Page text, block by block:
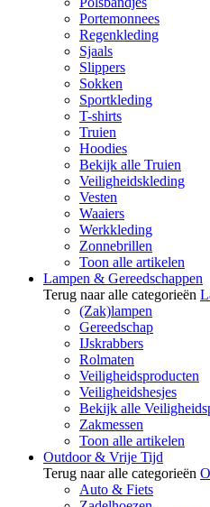
Portemonnees
Regenkleding
Sjaals
Slippers
Sokken
Sportkleding
T-shirts
Truien
Hoodies
Bekijk alle Truien
Veiligheidskleding
Vesten
Waaiers
Werkkleding
Zonnebrillen
Toon alle artikelen
Lampen & Gereedschappen
Terug naar alle categorieën
(Zak)lampen
Gereedschap
IJskrabbers
Rolmaten
Veiligheidsproducten
Veiligheidshesjes
Bekijk alle
Zakmessen
Toon alle artikelen
Outdoor & Vrije Tijd
Terug naar alle categorieën
Auto & Fiets